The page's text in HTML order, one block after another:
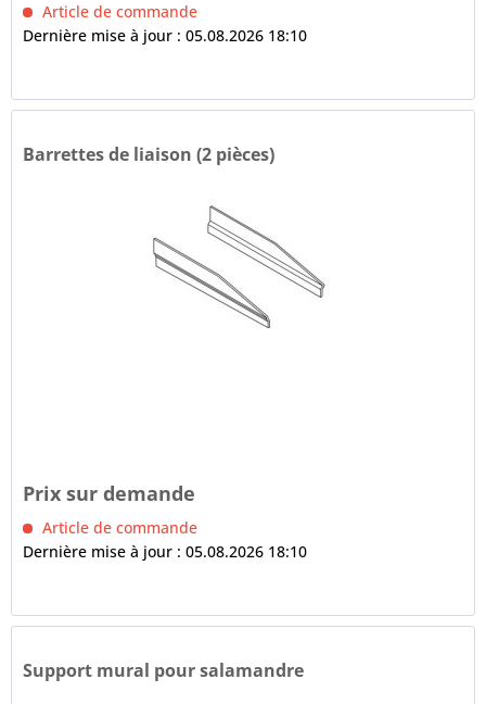
Article de commande
Dernière mise à jour : 05.08.2026 18:10
Barrettes de liaison (2 pièces)
Prix sur demande
Article de commande
Dernière mise à jour : 05.08.2026 18:10
Support mural pour salamandre